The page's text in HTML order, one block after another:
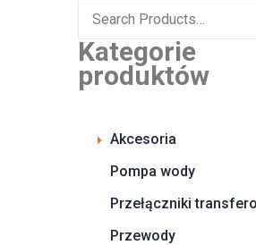
Search
Kategorie
produktów
Akcesoria
Pompa wody
Przełączniki
Przewody